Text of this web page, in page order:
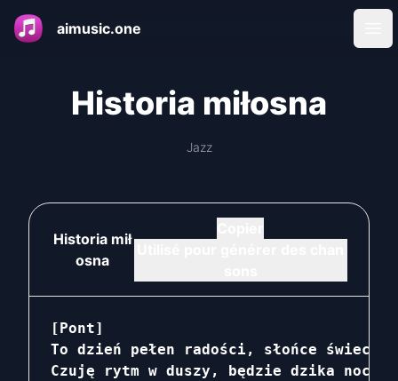
aimusic.one
Historia miłosna
Jazz
Historia mił
osna
[Pont]
To dzień pełen radości, słońce świeci
Czuję rytm w duszy, będzie dzika noc